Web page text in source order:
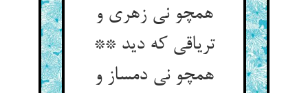
همچو نی زهری و
تریاقی که دید **
همچو نی دمساز و